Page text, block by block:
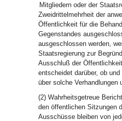
Mitgliedern oder der
Zweidrittelmehrheit der
Öffentlichkeit für die
Gegenstandes
ausgeschlossen werden,
Staatsregierung zur
Ausschluß der
entscheidet darüber, ob
über solche Verhandlungen
(2) Wahrheitsgetreue
den öffentlichen Sitzungen
Ausschüsse bleiben von